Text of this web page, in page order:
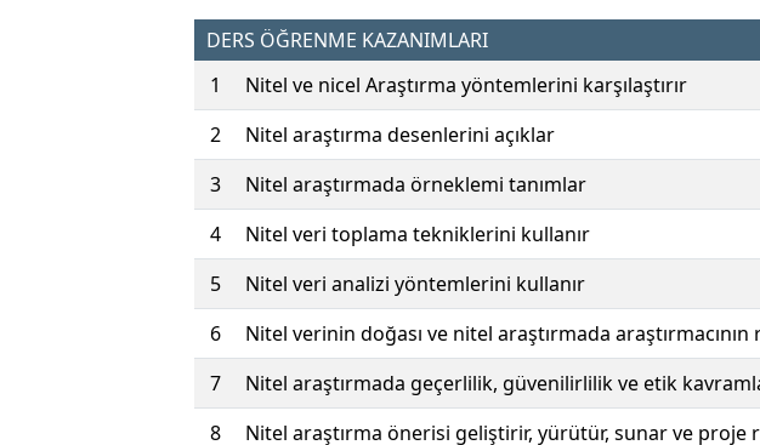
DERS ÖĞRENME KAZANIMLARI
1
Nitel ve nicel Araştırma yöntemlerini karşılaştırır
2
Nitel araştırma desenlerini açıklar
3
Nitel araştırmada örneklemi tanımlar
4
Nitel veri toplama tekniklerini kullanır
5
Nitel veri analizi yöntemlerini kullanır
6
Nitel verinin doğası ve nitel araştırmada
7
Nitel araştırmada geçerlilik, güvenilirlilik ve etik
8
Nitel araştırma önerisi geliştirir, yürütür, sunar ve proje